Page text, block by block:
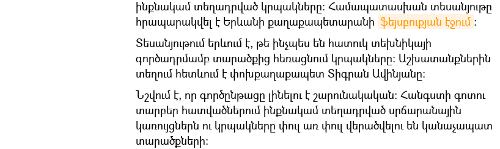
ինքնակամ տեղադրված կրպակները։ Համապատասխան տեսանյութը
հրապարակվել է Երևանի քաղաքապետարանի ֆեյսբուքյան էջում ։
Տեսանյութում երևում է, թե ինչպես են հատուկ տեխնիկայի
գործադրմամբ տարածքից հեռացնում կրպակները։ Աշխատանքներին
տեղում հետևում է փոխքաղաքապետ Տիգրան Ավինյանը։
Նշվում է, որ գործընթացը լինելու է շարունակական։ Հանգստի գոտու
տարբեր հատվածներում ինքնակամ տեղադրված սրճարանային
կառույցներն ու կրպակները փուլ առ փուլ վերածվելու են կանաչապատ
տարածքների: